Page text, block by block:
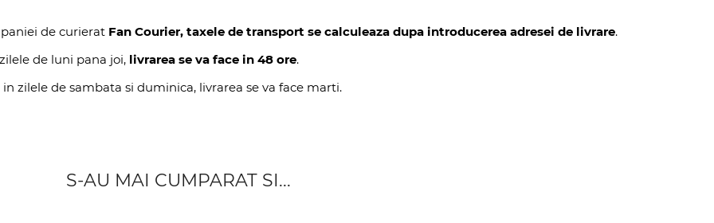
de curierat Fan Courier, taxele de transport se calculeaza dupa introducerea adresei de livrare.
de luni pana joi, livrarea se va face in 48 ore.
zilele de sambata si duminica, livrarea se va face marti.
S-AU MAI CUMPARAT SI...